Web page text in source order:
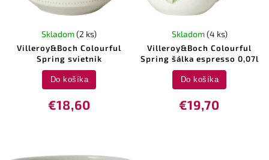
Villeroy&Boch Colourful
Spring svietnik
Skladom(2 ks)
€18,60
Do košíka
Villeroy&Boch Colourful
Spring šálka espresso 0,07l
Skladom(4 ks)
€19,70
Do košíka